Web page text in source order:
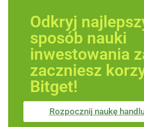
Odkryj
sposób nauki
inwestowania
zaczniesz
Bitget!
Rozpocznij naukę